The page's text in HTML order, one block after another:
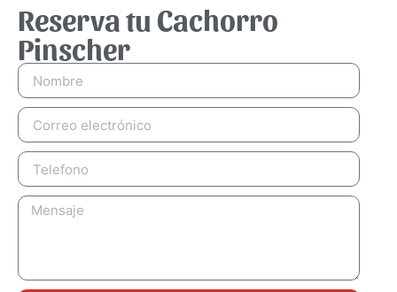
Reserva tu Cachorro
Pinscher